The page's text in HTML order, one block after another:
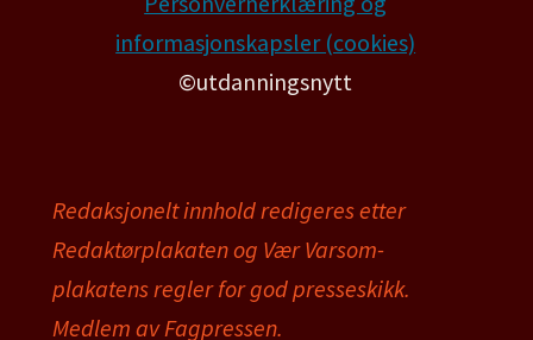
informasjonskapsler (cookies)
©utdanningsnytt
Redaksjonelt innhold redigeres etter
Redaktørplakaten og Vær Varsom-
plakatens regler for god presseskikk.
Medlem av Fagpressen.